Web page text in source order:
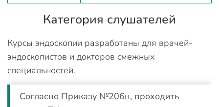
Категория слушателей
Курсы эндоскопии разработаны для врачей-
эндоскопистов и докторов смежных
специальностей.
Согласно Приказу №206н, проходить